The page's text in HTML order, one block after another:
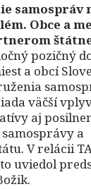
samospráv
Obce a
pozičný
a obcí
väčší
aj
a
V relácii
uviedol